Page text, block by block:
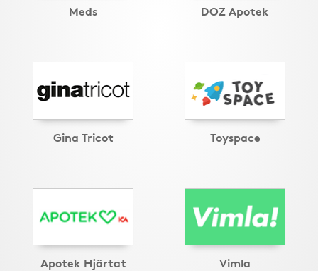
Meds DOZ Apotek
Gina Tricot Toyspace
Apotek Hjärtat Vimla